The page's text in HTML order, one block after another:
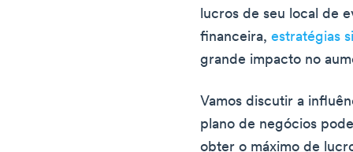
lucros de seu local de
financeira,estratégias
grande impacto no
Vamos discutir a
plano de negócios
obter o máximo de